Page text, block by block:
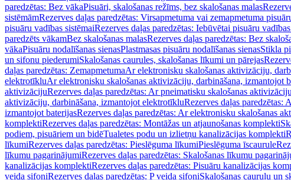
paredzētas: Bez vākaPisuāri, skalošanas režīms, bez skalošanas malas
sistēmāmRezerves daļas paredzētas: Virsapmetuma vai zemapmetuma
pisuāru vadības sistēmaiRezerves daļas paredzētas: Iebūvētai pisuāru
paredzēts vākamBez skalošanas malasRezerves daļas paredzētas: Bez
vākaPisuāru nodalīšanas sienasPlastmasas pisuāru nodalīšanas sienasStikla
un sifonu piederumiSkalošanas caurules, skalošanas līkumi un pārejas
daļas paredzētas: ZemapmetumaAr elektronisku skalošanas aktivizāciju,
elektrotīkluAr elektronisku skalošanas aktivizāciju, darbināšana, izmantojot
aktivizācijuRezerves daļas paredzētas: Ar pneimatisku skalošanas aktivizāciju
aktivizāciju, darbināšana, izmantojot elektrotīkluRezerves daļas
izmantojot baterijasRezerves daļas paredzētas: Ar elektronisku skalošanas
komplektiRezerves daļas paredzētas: Montāžas un atjaunošanas komplekti
podiem, pisuāriem un bidēTualetes podu un izlietņu kanalizācijas komplekti
līkumiRezerves daļas paredzētas: Pieslēguma līkumiPieslēguma īscaurule
līkumu pagarinājumiRezerves daļas paredzētas: Skalošanas līkumu
kanalizācijas komplektiRezerves daļas paredzētas: Pisuāru kanalizācijas
veida sifoniRezerves daļas paredzētas: P veida sifoniSkalošanas cauruļu un